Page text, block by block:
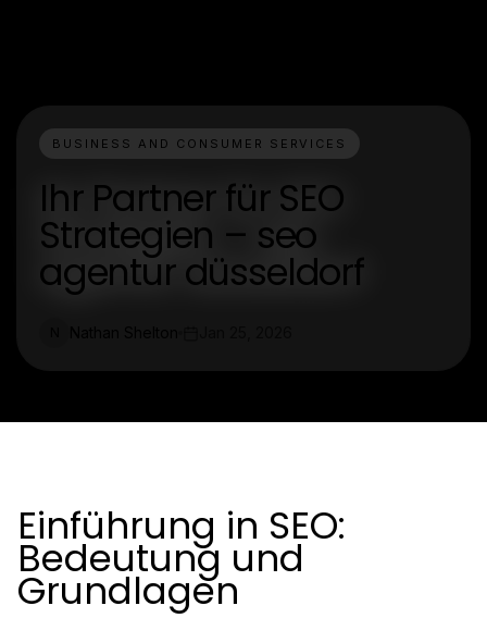
BUSINESS AND CONSUMER SERVICES
Ihr Partner für SEO
Strategien – seo
agentur düsseldorf
Einführung in SEO:
Bedeutung und
Grundlagen